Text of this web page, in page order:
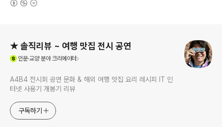
★ 솔직리뷰 ~ 여행 맛집 전시 공연
인문·교양분야 크리에이터
A4B4 전시회 공연 문화 & 해외 여행 맛집 요리 레시피 IT 인
터넷 사용기 개봉기 리뷰
구독하기